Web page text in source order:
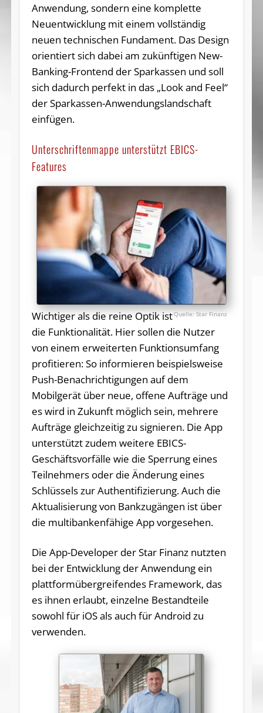
Anwendung, sondern eine komplette
Neuentwicklung mit einem vollständig
neuen technischen Fundament. Das Design
orientiert sich dabei am zukünftigen New-
Banking-Frontend der Sparkassen und soll
sich dadurch perfekt in das „Look and Feel“
der Sparkassen-Anwendungslandschaft
einfügen.
Unterschriftenmappe unterstützt EBICS-
Features
Star Finanz
Wichtiger als die reine Optik ist
die Funktionalität. Hier sollen die Nutzer
von einem erweiterten Funktionsumfang
profitieren: So informieren beispielsweise
Push-Benachrichtigungen auf dem
Mobilgerät über neue, offene Aufträge und
es wird in Zukunft möglich sein, mehrere
Aufträge gleichzeitig zu signieren. Die App
unterstützt zudem weitere EBICS-
Geschäftsvorfälle wie die Sperrung eines
Teilnehmers oder die Änderung eines
Schlüssels zur Authentifizierung. Auch die
Aktualisierung von Bankzugängen ist über
die multibankenfähige App vorgesehen.
Die App-Developer der Star Finanz nutzten
bei der Entwicklung der Anwendung ein
plattformübergreifendes Framework, das
es ihnen erlaubt, einzelne Bestandteile
sowohl für iOS als auch für Android zu
verwenden.